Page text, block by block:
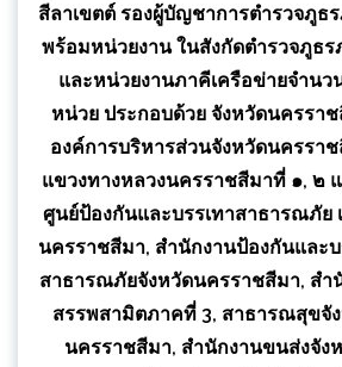
สีลาเขตต์ รองผู้บัญชาการตำรวจภูธ
พร้อมหน่วยงาน ในสังกัดตำรวจภูธร
และหน่วยงานภาคีเครือข่ายจำนว
หน่วย ประกอบด้วย จังหวัดนครรา
องค์การบริหารส่วนจังหวัดนครราช
แขวงทางหลวงนครราชสีมาที่ ๑, ๒
ศูนย์ป้องกันและบรรเทาสาธารณภัย
นครราชสีมา, สำนักงานป้องกันและบ
สาธารณภัยจังหวัดนครราชสีมา, สำ
สรรพสามิตภาคที่ 3, สาธารณสุขจั
นครราชสีมา, สำนักงานขนส่งจัง